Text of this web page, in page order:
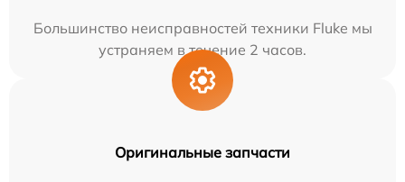
Большинство неисправностей техники Fluke мы
устраняем в течение 2 часов.
Оригинальные запчасти